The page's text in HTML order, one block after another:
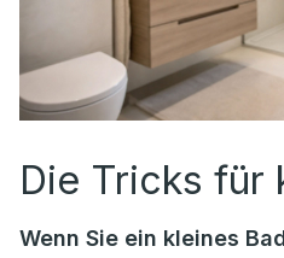
Die Tricks für
Wenn Sie ein kleines